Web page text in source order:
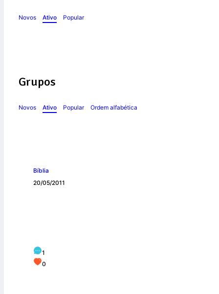
Novos Ativo Popular
Grupos
Novos Ativo Popular Ordem alfabética
Bíblia
20/05/2011
1
0